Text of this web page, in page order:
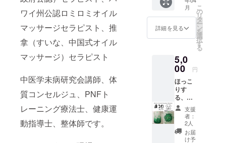
ワイ州公認ロミロミオイル
マッサージセラピスト、推
拿（すいな、中国式オイル
マッサージ）セラピスト
中医学未病研究会講師、体
質コンセルジュ、PNFト
レーニング療法士、健康運
動指導士、整体師です。
基づく
医療行
為では
なく、
ること
を予め
ご了承
くださ
いま
せ。 遠
方にお
住まい
でご来
店が不
可能な
こちら
をお願
いしま
す。 お
礼の
ル、活
動報告
のメー
ルに加
え、
ファン
クラブ
での非
公開FB
グルー
プに招
月
詳細を見る
こ
の
リ
タ
ー
ン
を
選
択
す
る
5,0
00 円
ほっこ
りす
る、
オー
ダーメ
イドグ
ラスの
作成
支援
者：
2人
お届
け予